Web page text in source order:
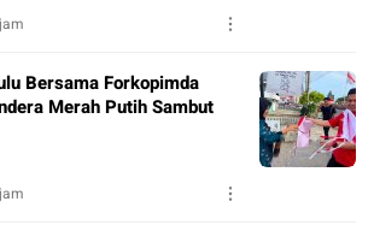
Bersama Forkopimda
Merah Putih Sambut